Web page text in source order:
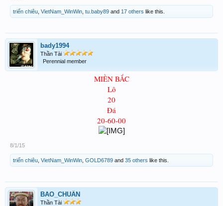
triển chiêu VietNam_WinWin tu.baby89 and 17 others like this.
bady1994
Thần Tài
Perennial member
MIỀN BẮC
Lô
20
Đá
20-60-00
8/1/15
triển chiêu VietNam_WinWin GOLD6789 and 35 others like this.
BAO_CHUẨN
Thần Tài